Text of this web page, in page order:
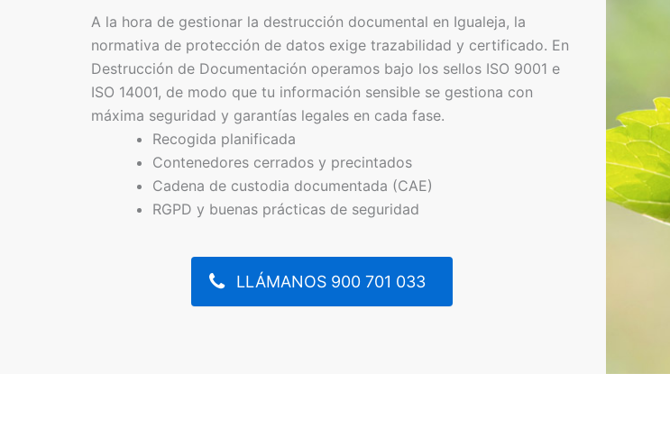
A la hora de gestionar la destrucción documental en Igualeja, la
normativa de protección de datos exige trazabilidad y certificado. En
Destrucción de Documentación operamos bajo los sellos ISO 9001 e
ISO 14001, de modo que tu información sensible se gestiona con
máxima seguridad y garantías legales en cada fase.
Recogida planificada
Contenedores cerrados y precintados
Cadena de custodia documentada (CAE)
RGPD y buenas prácticas de seguridad
LLÁMANOS 900 701 033